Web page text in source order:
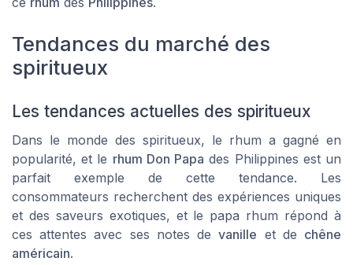
Tendances du marché des
spiritueux
Les tendances actuelles des spiritueux
Dans le monde des spiritueux, le rhum a gagné en
popularité, et le rhum Don Papa des Philippines est un
parfait exemple de cette tendance. Les
consommateurs recherchent des expériences uniques
et des saveurs exotiques, et le papa rhum répond à
ces attentes avec ses notes devanille et de chêne
américain.